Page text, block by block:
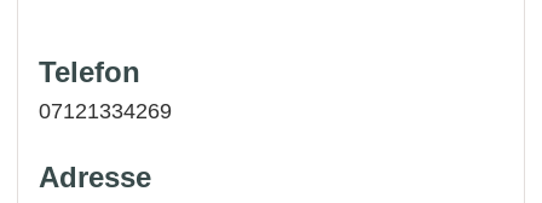
Telefon
07121334269
Adresse